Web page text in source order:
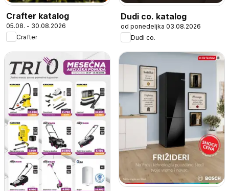
Crafter katalog
05.08. - 30.08.2026
Crafter
Dudi co. katalog
od ponedeljka 03.08.2026
Dudi co.